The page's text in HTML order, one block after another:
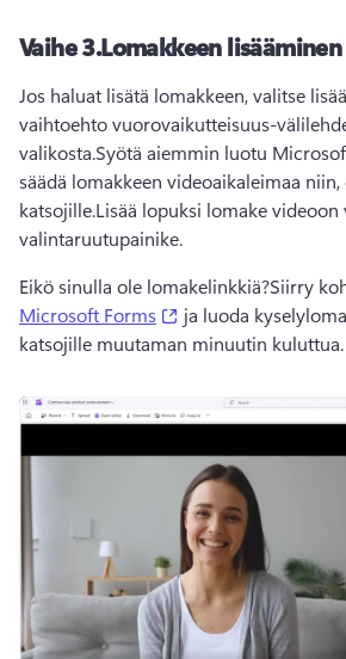
Vaihe 3.Lomakkeen
Jos haluat lisätä lomakkeen, valitse
vaihtoehto vuorovaikutteisuus-
valikosta.Syötä aiemmin luotu
säädä lomakkeen videoaikaleimaa niin,
katsojille.Lisää lopuksi lomake videoon
valintaruutupainike.
Eikö sinulla ole lomakelinkkiä?Siirry
Microsoft Forms
(opens in a new tab)
ja luoda
katsojille muutaman minuutin kuluttua.